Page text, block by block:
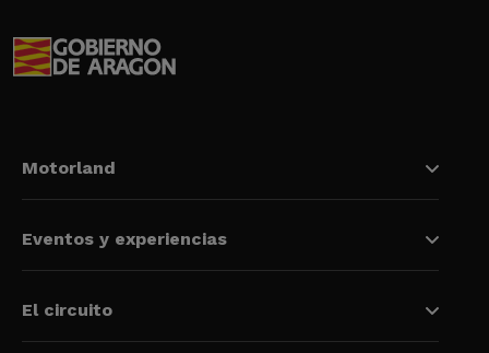
Motorland
Eventos y experiencias
El circuito